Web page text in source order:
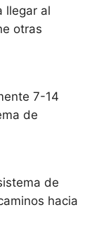
llegar al
otras
7-14
de
de
hacia